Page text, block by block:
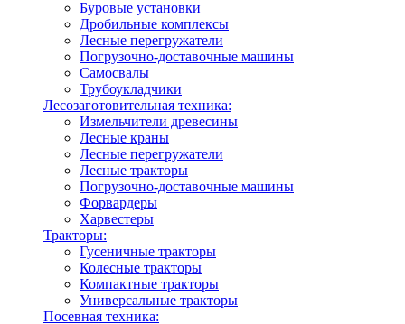
Буровые установки
Дробильные комплексы
Лесные перегружатели
Погрузочно-доставочные машины
Самосвалы
Трубоукладчики
Лесозаготовительная техника:
Измельчители древесины
Лесные краны
Лесные перегружатели
Лесные тракторы
Погрузочно-доставочные машины
Форвардеры
Харвестеры
Тракторы:
Гусеничные тракторы
Колесные тракторы
Компактные тракторы
Универсальные тракторы
Посевная техника: